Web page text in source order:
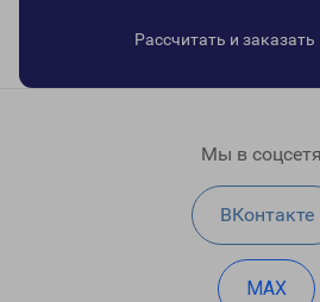
Рассчитать и заказать
Мы в
ВКонтакте
MAX